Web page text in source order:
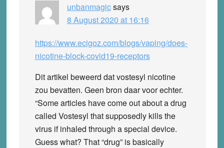
unbanmagicsays
8 August 2020 at 16:16
https://www.ecigoz.com/blogs/vaping/does-
nicotine-block-covid19-receptors
Dit artikel beweerd dat vostesyl nicotine
zou bevatten. Geen bron daar voor echter.
“Some articles have come out about a drug
called Vostesyl that supposedly kills the
virus if inhaled through a special device.
Guess what? That “drug” is basically